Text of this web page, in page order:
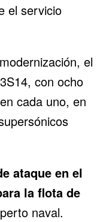
el servicio
el
con ocho
cada uno, en
ataque en el
la flota de
naval.